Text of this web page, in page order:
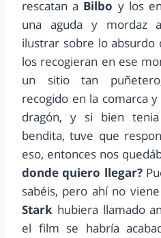
rescatan a Bilbo y los
una aguda y mordaz
ilustrar sobre lo absurdo
los recogieran en ese
un sitio tan
recogido en la comarca
dragón, y si bien
bendita, tuve que
eso, entonces nos
donde quiero llegar?
sabéis, pero ahí no
Stark hubiera llamado
el film se habría